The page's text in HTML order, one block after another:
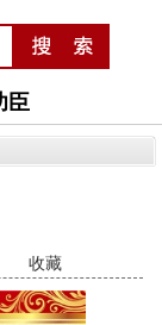
臣
收藏